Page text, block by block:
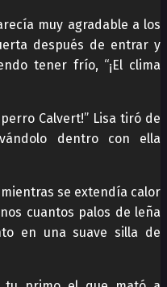
muy agradable a los
después de entrar y
tener frío, “¡El clima
Calvert!” Lisa tiró de
dentro con ella
se extendía calor
cuantos palos de leña
en una suave silla de